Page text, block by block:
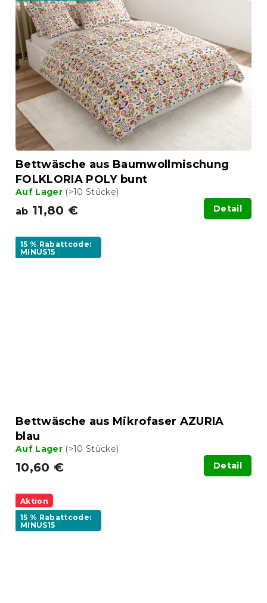
Bettwäsche aus Baumwollmischung
FOLKLORIA POLY bunt
Auf Lager (>10 Stücke)
ab 11,80 € Detail
15 % Rabattcode:
MINUS15
Bettwäsche aus Mikrofaser AZURIA
blau
Auf Lager (>10 Stücke)
10,60 € Detail
Aktion
15 % Rabattcode:
MINUS15